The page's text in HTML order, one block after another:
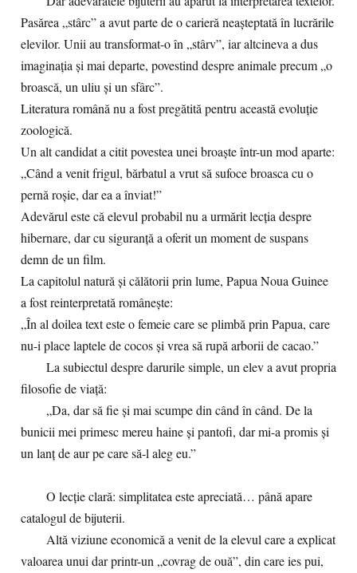
Pasărea „stârc” a avut parte de o carieră neașteptată în lucrările
elevilor. Unii au transformat-o în „stârv”, iar altcineva a dus
imaginația și mai departe, povestind despre animale precum „o
broască, un uliu și un sfârc”.
Literatura română nu a fost pregătită pentru această evoluție
zoologică.
Un alt candidat a citit povestea unei broaște într-un mod aparte:
„Când a venit frigul, bărbatul a vrut să sufoce broasca cu o
pernă roșie, dar ea a înviat!”
Adevărul este că elevul probabil nu a urmărit lecția despre
hibernare, dar cu siguranță a oferit un moment de suspans
demn de un film.
La capitolul natură și călătorii prin lume, Papua Noua Guinee
a fost reinterpretată românește:
„În al doilea text este o femeie care se plimbă prin Papua, care
nu-i place laptele de cocos și vrea să rupă arborii de cacao.”
La subiectul despre darurile simple, un elev a avut propria
filosofie de viață:
„Da, dar să fie și mai scumpe din când în când. De la
bunicii mei primesc mereu haine și pantofi, dar mi-a promis și
un lanț de aur pe care să-l aleg eu.”
O lecție clară: simplitatea este apreciată… până apare
catalogul de bijuterii.
Altă viziune economică a venit de la elevul care a explicat
valoarea unui dar printr-un „covrag de ouă”, din care ies pui,